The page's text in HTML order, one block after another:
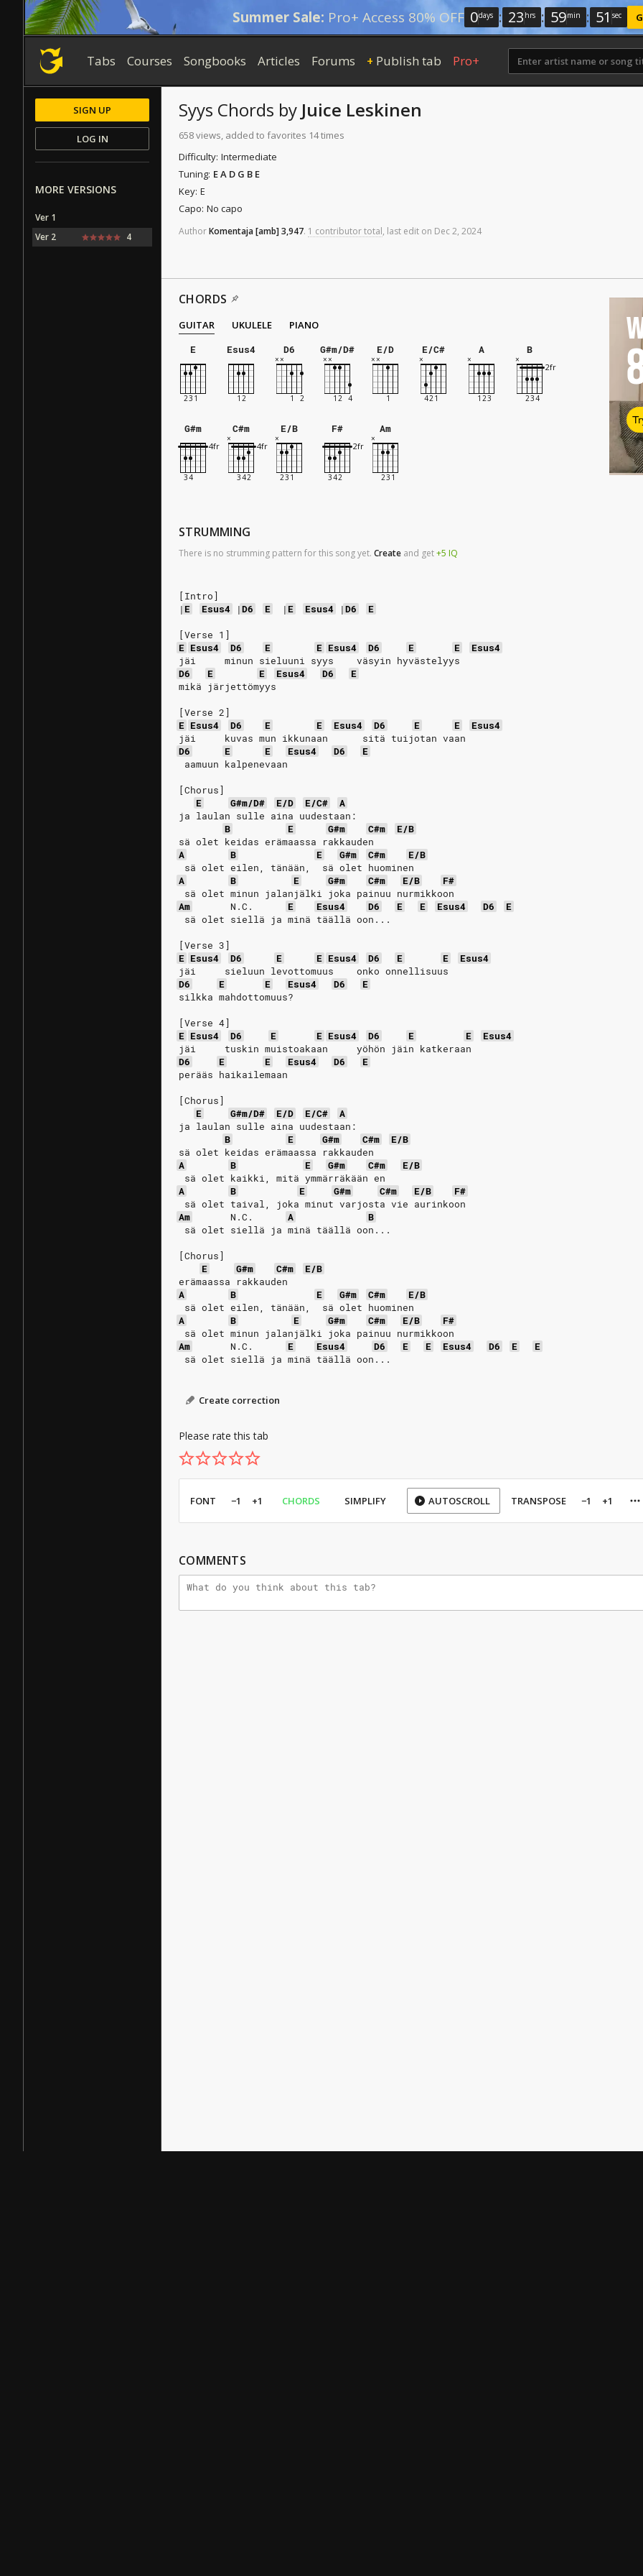
Summer Sale: Pro+ Access 80% OFF 0days : 23 hrs : 59min : 50 sec
Tabs Courses Songbooks Articles Forums + Publish tab Pro+
Syys Chords by Juice Leskinen
658 views, added to favorites 14 times
Difficulty: Intermediate
Tuning: E A D G B E
Key: E
Capo: No capo
AuthorKomentaja[amb]3,947. 1 contributor total, last edit on Dec2, 2024
CHORDS
GUITAR UKULELE
PIANO
E
Esus4 D6 G#m/D# E/D E/C# A B
G#m C#m E/B F# Am
STRUMMING
There is no strumming pattern for this song yet. Create and get+5 IQ
[Intro]
| E Esus4 |D6 E | E Esus4 |D6
E
[Verse 1]
E Esus4 D6 E E Esus4 D6 E E
Esus4
jäi     minun sieluuni syys    väsyin hyvästelyys
D6
E E Esus4 D6
E
mikä järjettömyys
[Verse 2]
E Esus4 D6 E E Esus4 D6 E E
Esus4
jäi     kuvas mun ikkunaan      sitä tuijotan vaan
D6
E E Esus4 D6
E
aamuun kalpenevaan
[Chorus]
E
G#m/D# E/D E/C#
A
ja laulan sulle aina uudestaan:
B
E G#m C#m
E/B
sä olet keidas erämaassa rakkauden
A
B E G#m C#m
E/B
sä olet eilen, tänään,  sä olet huominen
A
B E G#m C#m E/B
F#
sä olet minun jalanjälki joka painuu nurmikkoon
Am
N.C. E Esus4 D6 E E Esus4 D6
E
sä olet siellä ja minä täällä oon...
[Verse 3]
E Esus4 D6 E E Esus4 D6 E E
Esus4
jäi     sieluun levottomuus    onko onnellisuus
D6
E E Esus4 D6
E
silkka mahdottomuus?
[Verse 4]
E Esus4 D6 E E Esus4 D6 E E
Esus4
jäi     tuskin muistoakaan     yöhön jäin katkeraan
D6
E E Esus4 D6
E
perääs haikailemaan
[Chorus]
E
G#m/D# E/D E/C#
A
ja laulan sulle aina uudestaan:
B
E G#m C#m
E/B
sä olet keidas erämaassa rakkauden
A
B E G#m C#m
E/B
sä olet kaikki, mitä ymmärräkään en
A
B E G#m C#m E/B
F#
sä olet taival, joka minut varjosta vie aurinkoon
Am
N.C. A
B
sä olet siellä ja minä täällä oon...
[Chorus]
E
G#m C#m
E/B
erämaassa rakkauden
A
B E G#m C#m
E/B
sä olet eilen, tänään,  sä olet huominen
A
B E G#m C#m E/B
F#
sä olet minun jalanjälki joka painuu nurmikkoon
Am
N.C. E Esus4 D6 E E Esus4 D6 E
E
sä olet siellä ja minä täällä oon...
Create correction
Please rate this tab
FONT −1 +1 CHORDS SIMPLIFY AUTOSCROLL TRANSPOSE −1 +1
COMMENTS
SIGN UP
LOG IN
MORE VERSIONS
Ver 1
Ver 2
4